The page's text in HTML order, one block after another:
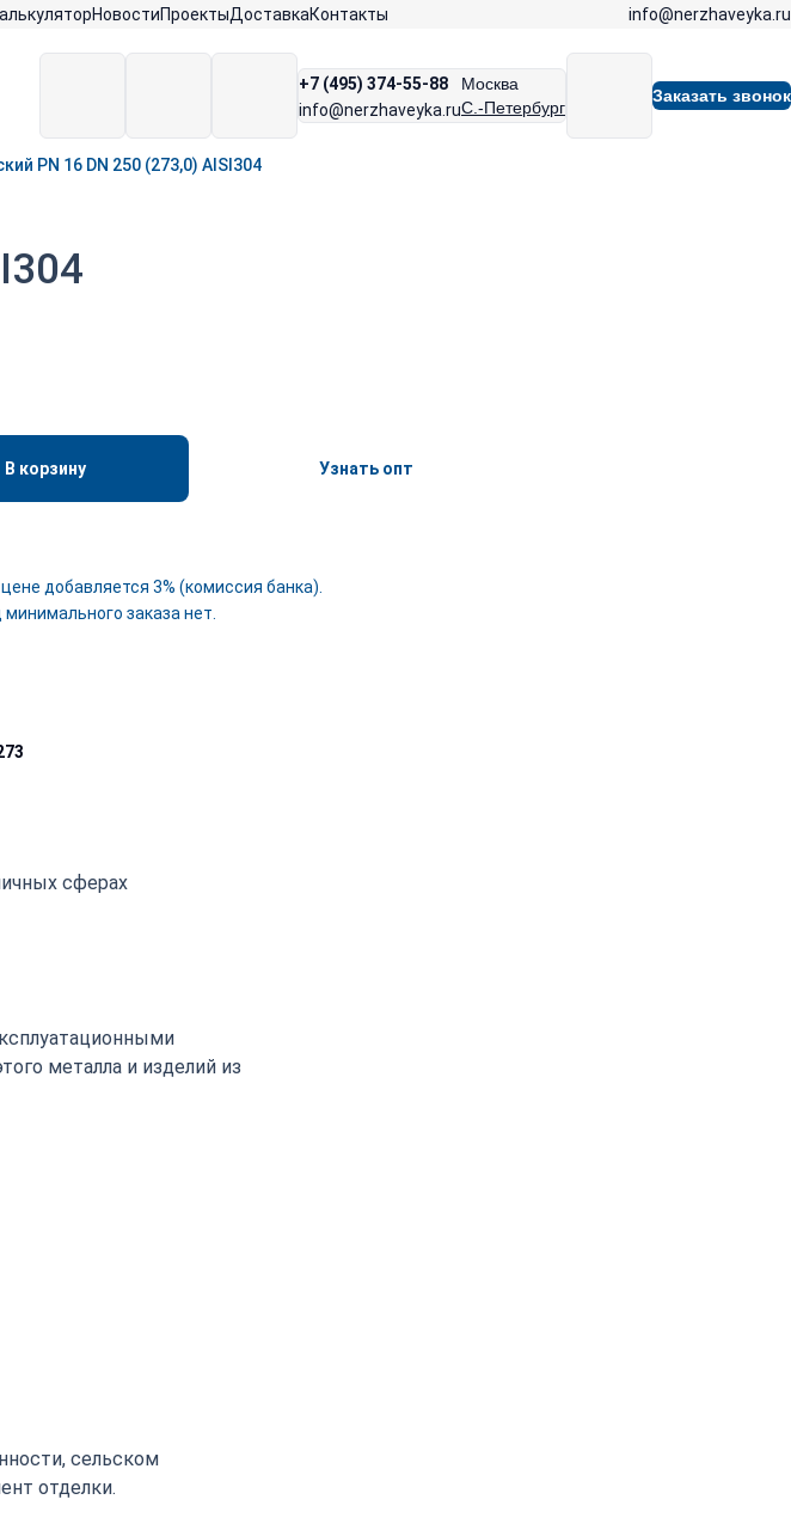
НовостиПроектыДоставкаКонтакты info@nerzhaveyka.ru
+7 (495) 374-55-88
info@nerzhaveyka.ru
Москва
С.-Петербург
Заказать звонок
PN 16 DN 250 (273,0) AISI304
В корзину Узнать опт
добавляется 3% (комиссия банка).
заказа нет.
сферах
металла и изделий из
сельском
отделки.